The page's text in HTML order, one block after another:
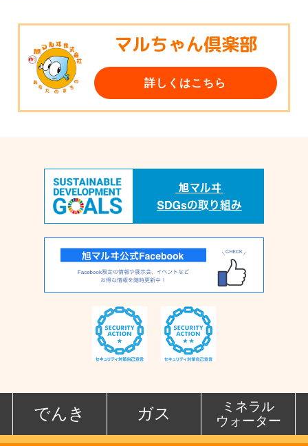
マルちゃん倶楽部
詳しくはこちら
でんき ガス
ミネラル
ウォーター